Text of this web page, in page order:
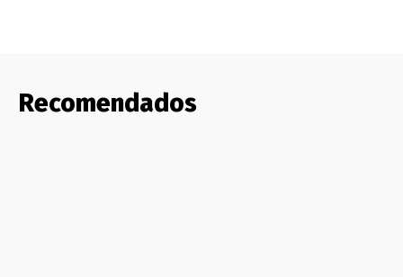
Recomendados